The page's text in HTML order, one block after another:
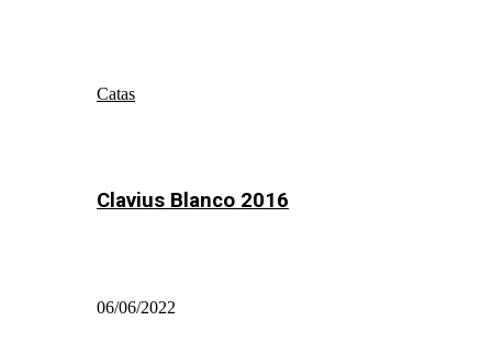
Catas
Clavius Blanco 2016
06/06/2022